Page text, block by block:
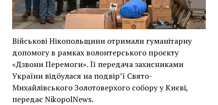
Військові Нікопольщини отримали гуманітарну
допомогу в рамках волонтерського проєкту
«Дзвони Перемоги». Її передача захисниками
України відбулася на подвір’ї Свято-
Михайлівського Золотоверхого собору у Києві,
передає NikopolNews.